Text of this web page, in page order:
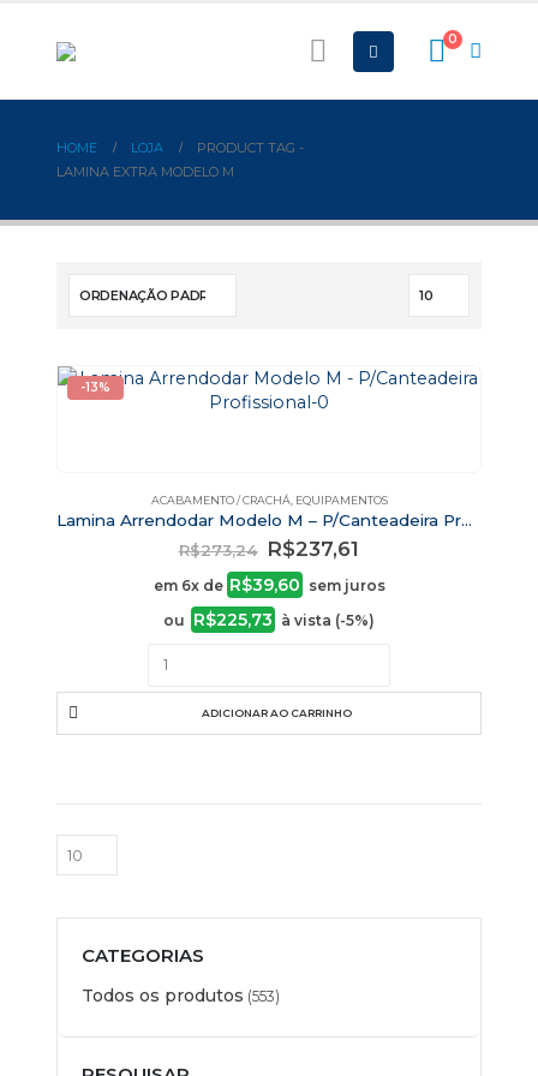
0
HOME LOJA
PRODUCT TAG -
LAMINA EXTRA MODELO M
-13%
ACABAMENTO / CRACHÁ EQUIPAMENTOS
Lamina Arrendodar Modelo M – P/Canteadeira Profissional – Importado
R$273,24 O
preço
original
era:
R$273,24.
R$237,61
atual
R$237,61.
em 6x de R$39,60 sem juros
ou R$225,73 à vista (-5%)
ADICIONAR AO CARRINHO
CATEGORIAS
Todos os produtos (553)